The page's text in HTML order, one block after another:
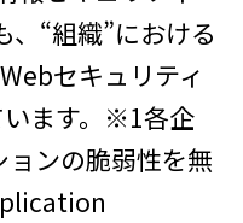
、“組織”における
セキュリティ
います。※1各企
ンの脆弱性を無